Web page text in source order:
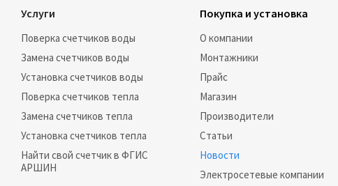
Услуги
Поверка счетчиков воды
Замена счетчиков воды
Установка счетчиков воды
Поверка счетчиков тепла
Замена счетчиков тепла
Установка счетчиков тепла
Найти свой счетчик в ФГИС
АРШИН
Покупка и установка
О компании
Монтажники
Прайс
Магазин
Производители
Статьи
Новости
Электросетевые компании